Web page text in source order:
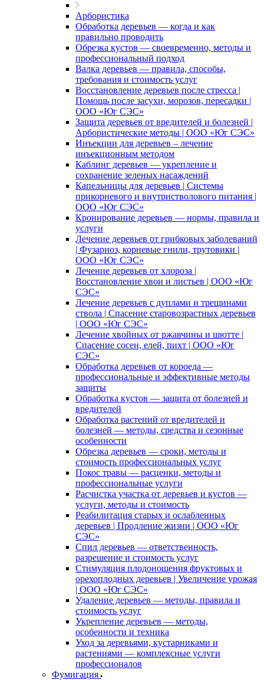
Арбористика
Обработка деревьев — когда и как
правильно проводить
Обрезка кустов — своевременно, методы и
профессиональный подход
Валка деревьев — правила, способы,
требования и стоимость услуг
Восстановление деревьев после стресса |
Помощь после засухи, морозов, пересадки |
ООО «Юг СЭС»
Защита деревьев от вредителей и болезней |
Арбористические методы | ООО «Юг СЭС»
Инъекции для деревьев – лечение
инъекционным методом
Каблинг деревьев — укрепление и
сохранение зеленых насаждений
Капельницы для деревьев | Системы
прикорневого и внутристволового питания |
ООО «Юг СЭС»
Кронирование деревьев — нормы, правила и
услуги
Лечение деревьев от грибковых заболеваний
| Фузариоз, корневые гнили, трутовики |
ООО «Юг СЭС»
Лечение деревьев от хлороза |
Восстановление хвои и листьев | ООО «Юг
СЭС»
Лечение деревьев с дуплами и трещинами
ствола | Спасение старовозрастных деревьев
| ООО «Юг СЭС»
Лечение хвойных от ржавчины и шютте |
Спасение сосен, елей, пихт | ООО «Юг
СЭС»
Обработка деревьев от короеда —
профессиональные и эффективные методы
защиты
Обработка кустов — защита от болезней и
вредителей
Обработка растений от вредителей и
болезней — методы, средства и сезонные
особенности
Обрезка деревьев — сроки, методы и
стоимость профессиональных услуг
Покос травы — расценки, методы и
профессиональные услуги
Расчистка участка от деревьев и кустов —
услуги, методы и стоимость
Реабилитация старых и ослабленных
деревьев | Продление жизни | ООО «Юг
СЭС»
Спил деревьев — ответственность,
разрешение и стоимость услуг
Стимуляция плодоношения фруктовых и
орехоплодных деревьев | Увеличение урожая
| ООО «Юг СЭС»
Удаление деревьев — методы, правила и
стоимость услуг
Укрепление деревьев — методы,
особенности и техника
Уход за деревьями, кустарниками и
растениями — комплексные услуги
профессионалов
Фумигация